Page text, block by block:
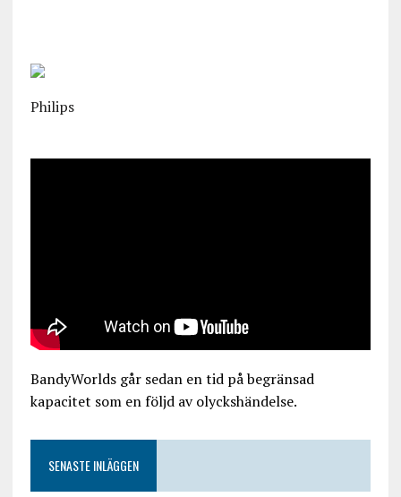
Philips
BandyWorlds går sedan en tid på begränsad
kapacitet som en följd av olyckshändelse.
SENASTE INLÄGGEN